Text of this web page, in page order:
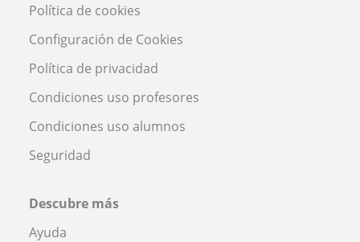
Política de cookies
Configuración de Cookies
Política de privacidad
Condiciones uso profesores
Condiciones uso alumnos
Seguridad
Descubre más
Ayuda